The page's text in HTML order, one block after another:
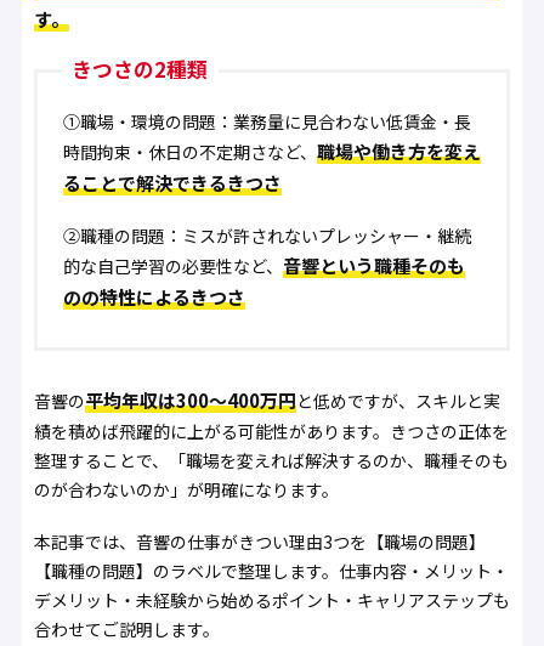
す。
きつさの2種類
①職場・環境の問題 ：業務量に見合わない低賃金・長
時間拘束・休日の不定期さなど、 職場や働き方を変え
ることで解決できるきつさ
②職種の問題 ：ミスが許されないプレッシャー・継続
的な自己学習の必要性など、 音響という職種そのも
のの特性によるきつさ
音響の平均年収は300〜400万円と低めですが、スキルと実
績を積めば飛躍的に上がる可能性があります。きつさの正体を
整理することで、「職場を変えれば解決するのか、職種そのも
のが合わないのか」が明確になります。
本記事では、音響の仕事がきつい理由3つを【職場の問題】
【職種の問題】のラベルで整理します。仕事内容・メリット・
デメリット・未経験から始めるポイント・キャリアステップも
合わせてご説明します。